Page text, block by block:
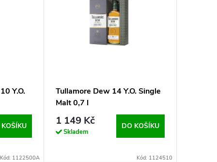
Y.O.
Kód: 1122500A
Tullamore Dew 14 Y.O. Single
Malt 0,7 l
1 149 Kč
Skladem
DO KOŠÍKU
Kód: 1124510